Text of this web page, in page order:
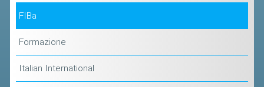
FIBa
Formazione
Italian International
CALENDARIO